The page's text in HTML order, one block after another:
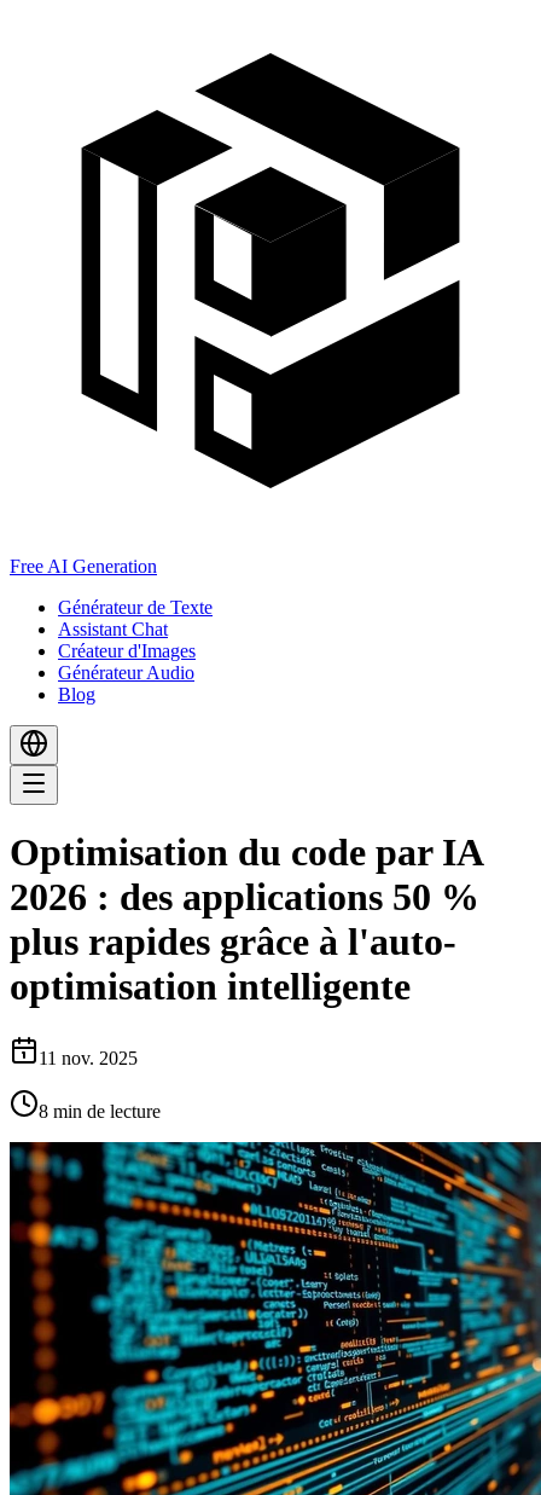
Free AI Generation
Générateur de Texte
Assistant Chat
Créateur d'Images
Générateur Audio
Blog
Optimisation du code par IA
2026 : des applications 50 %
plus rapides grâce à l'auto-
optimisation intelligente
11 nov. 2025
8 min de lecture